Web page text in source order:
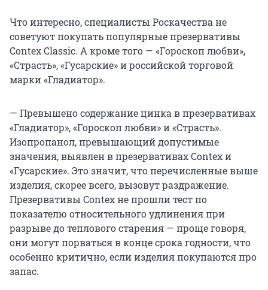
Что интересно, специалисты Роскачества не
советуют покупать популярные презервативы
Contex Classic. А кроме того — «Гороскоп любви»,
«Страсть», «Гусарские» и российской торговой
марки «Гладиатор».
— Превышено содержание цинка в презервативах
«Гладиатор», «Гороскоп любви» и «Страсть».
Изопропанол, превышающий допустимые
значения, выявлен в презервативах Contex и
«Гусарские». Это значит, что перечисленные выше
изделия, скорее всего, вызовут раздражение.
Презервативы Contex не прошли тест по
показателю относительного удлинения при
разрыве до теплового старения — проще говоря,
они могут порваться в конце срока годности, что
особенно критично, если изделия покупаются про
запас.